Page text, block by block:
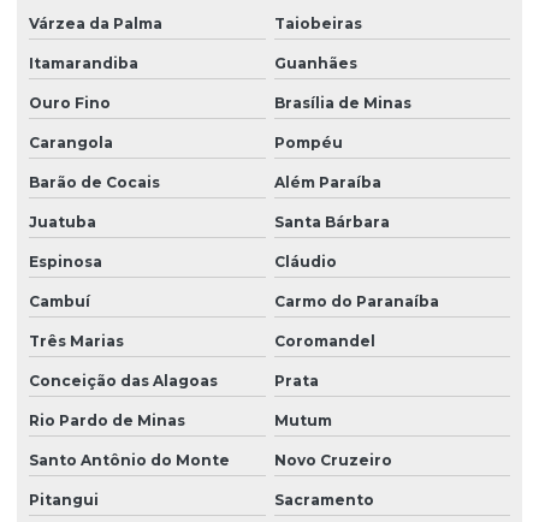
Sondagem mista
Sondagem a percussão lavagem
Sondagem a percussão com torque
Sondagem de reconhecimento do solo
Sondagem rotativa ensaio
Sondagem rotativa mista
Sondagem rotativa percussão
Sondagem rotativa em rocha
Sondagem rotativa em solo
Sondagem de solo para construção
Várzea da Palma Taiobeiras
Itamarandiba Guanhães
Ouro Fino Brasília de Minas
Carangola Pompéu
Barão de Cocais Além Paraíba
Juatuba Santa Bárbara
Espinosa Cláudio
Cambuí Carmo do Paranaíba
Três Marias Coromandel
Conceição das Alagoas Prata
Rio Pardo de Minas Mutum
Santo Antônio do Monte Novo Cruzeiro
Pitangui Sacramento